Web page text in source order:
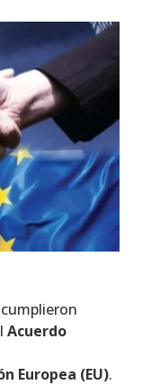
Acuerdo
Europea (EU).